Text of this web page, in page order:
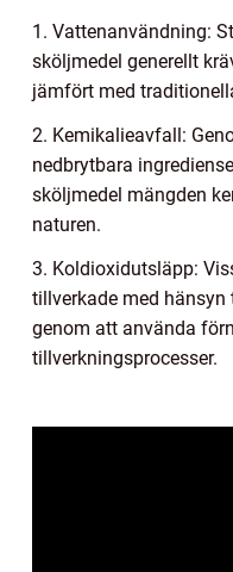
1. Vattenanvändning:
sköljmedel generellt
jämfört med
2. Kemikalieavfall:
nedbrytbara
sköljmedel mängden
naturen.
3. Koldioxidutsläpp:
tillverkade med
genom att använda
tillverkningsprocesser.